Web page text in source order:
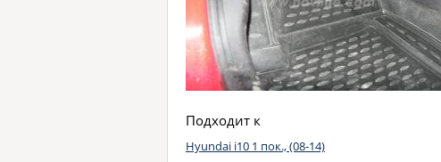
Подходит к
Hyundai i10 1 пок., (08-14)